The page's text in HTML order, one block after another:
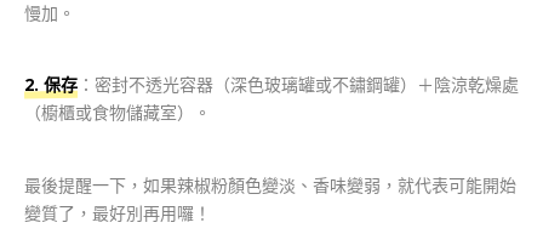
慢加。
2. 保存 ：密封不透光容器（深色玻璃罐或不鏽鋼罐）＋陰涼乾燥處
（櫥櫃或食物儲藏室）。
最後提醒一下，如果辣椒粉顏色變淡、香味變弱，就代表可能開始
變質了，最好別再用囉！